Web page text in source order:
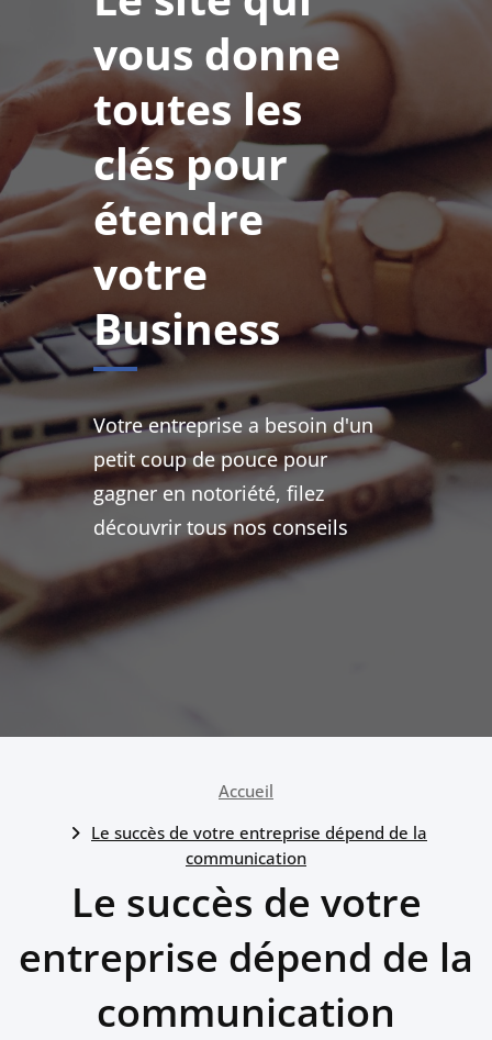
vous donne
toutes les
clés pour
étendre
votre
Business
Votre entreprise a besoin d'un
petit coup de pouce pour
gagner en notoriété, filez
découvrir tous nos conseils
Accueil
Le succès de votre entreprise dépend de la
communication
Le succès de votre
entreprise dépend de la
communication